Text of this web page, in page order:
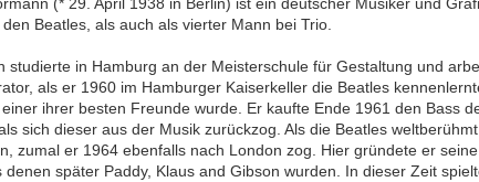
Beatles, als auch als vierter Mann bei Trio.
studierte in Hamburg an der Meisterschule für Gestaltung und
als er 1960 im Hamburger Kaiserkeller die Beatles
ihrer besten Freunde wurde. Er kaufte Ende 1961 den Bass
sich dieser aus der Musik zurückzog. Als die Beatles
zumal er 1964 ebenfalls nach London zog. Hier gründete er
denen später Paddy, Klaus and Gibson wurden. In dieser Zeit